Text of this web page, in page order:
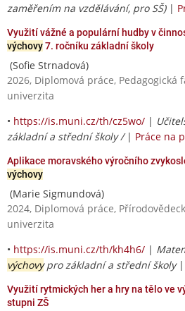
zaměřením na vzdělávání, pro SŠ)|
Využití vážné a populární hudby v
výchovy7. ročníku základní školy
(Sofie Strnadová)
2026, Diplomová práce, Pedagogická
univerzita
• https://is.muni.cz/th/cz5wo/ |
základní a střední školy / | Práce na
Aplikace moravského výročního
výchovy
(Marie Sigmundová)
2024, Diplomová práce,
univerzita
• https://is.muni.cz/th/kh4h6/ |
výchovypro základní a střední školy|
Využití rytmických her a hry na tělo ve
stupni ZŠ